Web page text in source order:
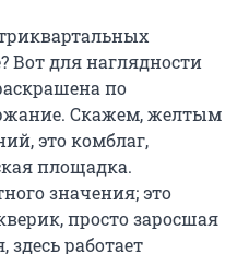
Вот для наглядности
по
Скажем, желтым
это комблаг,
площадка.
значения; это
просто заросшая
работает